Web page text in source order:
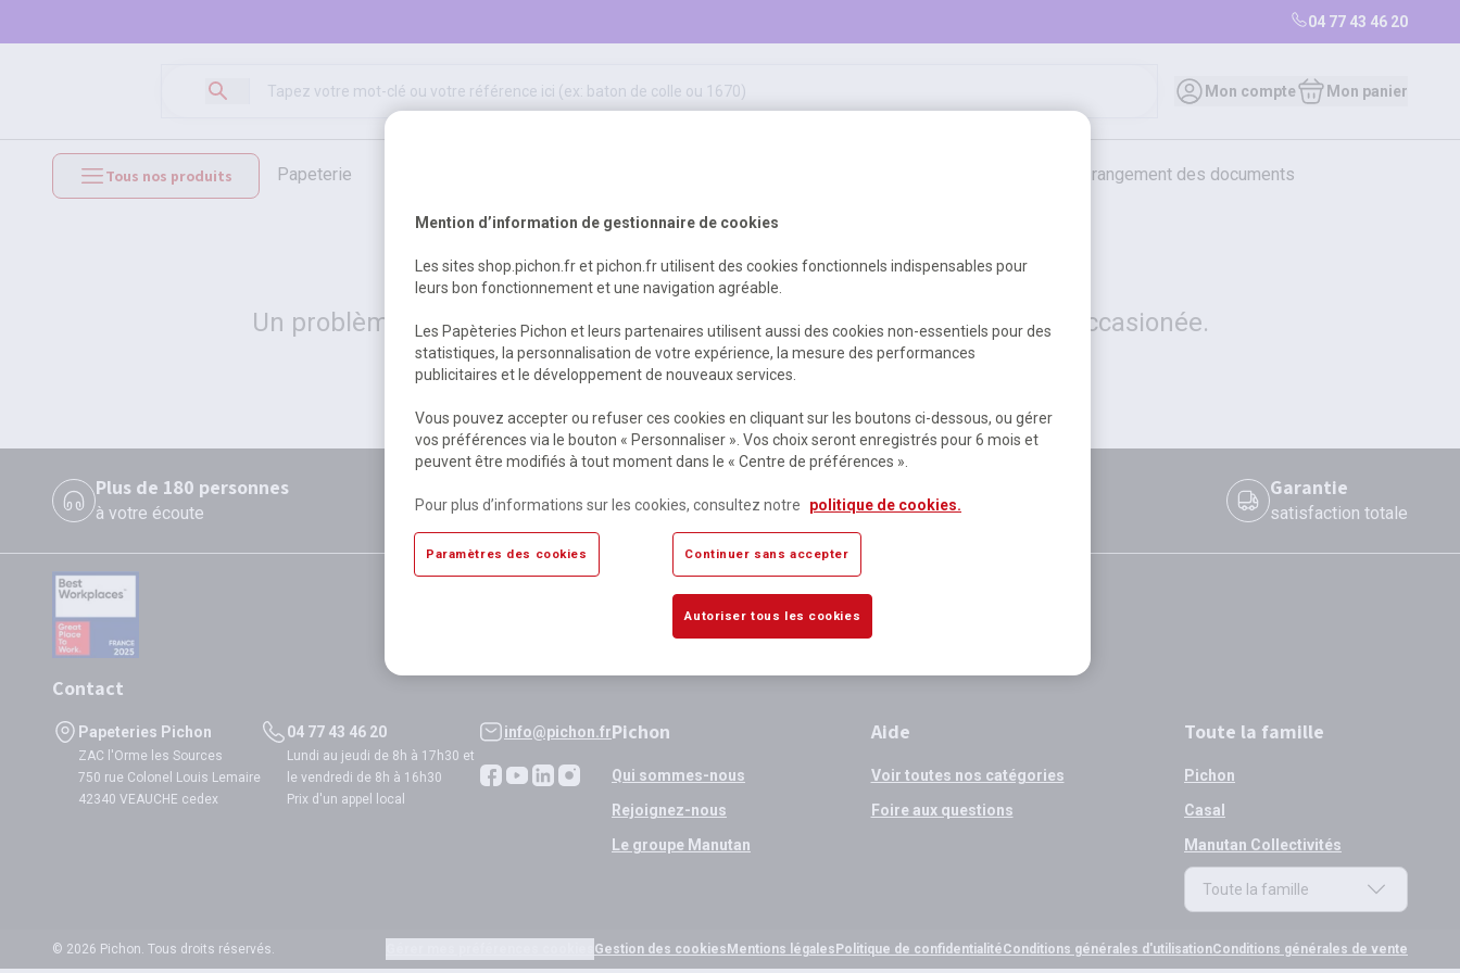
04 77 43 46 20
Mon compte Mon panier
Tous nos produits papeterie bureautique et rangement des documents
mobilier et équipements hygiène, sécurité, 1er secours outils, travaux & entretien
500
Erreur Serveur...
Un problème serveur est survenu. Veuillez nous excuser pour la gêne occasionée.
Retour Retour à l'accueil
Plus de 180 personnes
à votre écoute disponibles si validation avant 12h
Garantie
satisfaction totale
Contact
Papeteries Pichon
ZAC l'Orme les Sources
750 rue Colonel Louis Lemaire
42340 VEAUCHE cedex
04 77 43 46 20
Lundi au jeudi de 8h à 17h30 et
le vendredi de 8h à 16h30
Prix d'un appel local
info@pichon.frPichon
Qui sommes-nous
Rejoignez-nous
Le groupe Manutan
Aide
Voir toutes nos catégories
Foire aux questions
Toute la famille
Pichon
Casal
Manutan Collectivités
Toute la famille
© 2026 Pichon. Tous droits réservés. Gestion des cookies Mentions légales Politique de confidentialitéConditions générales d'utilisationConditions générales de vente
Mention d’information de gestionnaire de cookies
Les sites shop.pichon.fr et pichon.fr utilisent des cookies fonctionnels indispensables pour
leurs bon fonctionnement et une navigation agréable.
Les Papèteries Pichon et leurs partenaires utilisent aussi des cookies non-essentiels pour des
statistiques, la personnalisation de votre expérience, la mesure des performances
publicitaires et le développement de nouveaux services.
Vous pouvez accepter ou refuser ces cookies en cliquant sur les boutons ci-dessous, ou gérer
vos préférences via le bouton « Personnaliser ». Vos choix seront enregistrés pour 6 mois et
peuvent être modifiés à tout moment dans le « Centre de préférences ».
Pour plus d’informations sur les cookies, consultez notre politique de cookies.
Paramètres des cookies Continuer sans accepter
Autoriser tous les cookies